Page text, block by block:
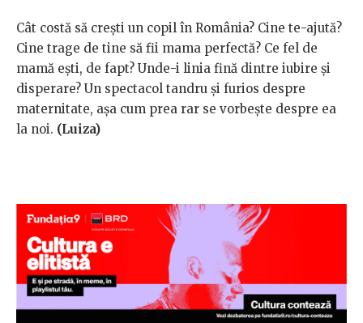
Cât costă să crești un copil în România? Cine te-ajută?
Cine trage de tine să fii mama perfectă? Ce fel de
mamă ești, de fapt? Unde-i linia fină dintre iubire și
disperare? Un spectacol tandru și furios despre
maternitate, așa cum prea rar se vorbește despre ea
la noi. (Luiza)